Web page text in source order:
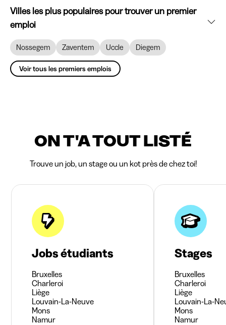
Villes les plus populaires pour trouver un premier
emploi
Nossegem Zaventem Uccle Diegem
Voir tous les premiers emplois
ON T'A TOUT LISTÉ
Trouve un job, un stage ou un kot près de chez toi!
Jobs étudiants
Bruxelles
Charleroi
Liège
Louvain-La-Neuve
Mons
Namur
Stages
Bruxelles
Charleroi
Liège
Louvain-La-
Mons
Namur